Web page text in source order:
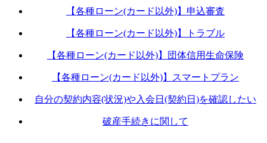
【各種ローン(カード以外)】申込審査
【各種ローン(カード以外)】トラブル
【各種ローン(カード以外)】団体信用生命保険
【各種ローン(カード以外)】スマートプラン
自分の契約内容(状況)や入会日(契約日)を確認したい
破産手続きに関して